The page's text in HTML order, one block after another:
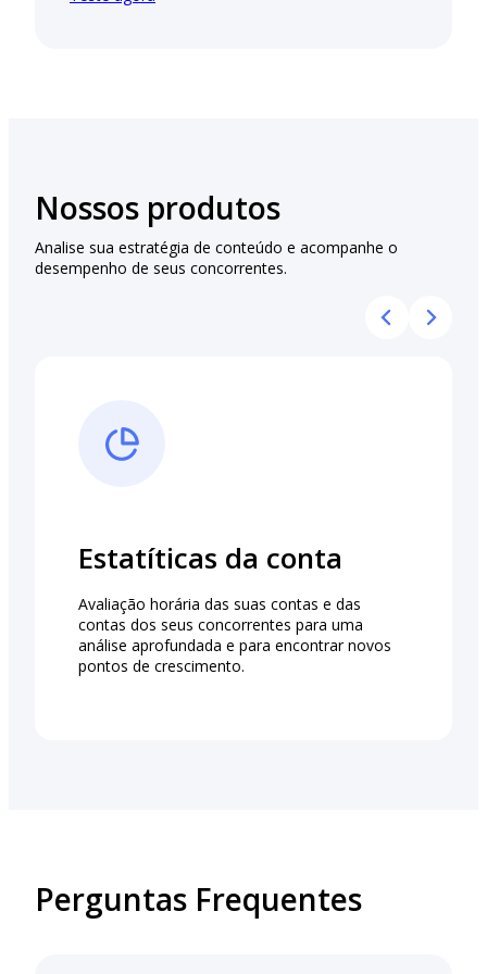
Nossos produtos
Analise sua estratégia de conteúdo e acompanhe o
desempenho de seus concorrentes.
Estatíticas da conta
Avaliação horária das suas contas e das
contas dos seus concorrentes para uma
análise aprofundada e para encontrar novos
pontos de crescimento.
Perguntas Frequentes